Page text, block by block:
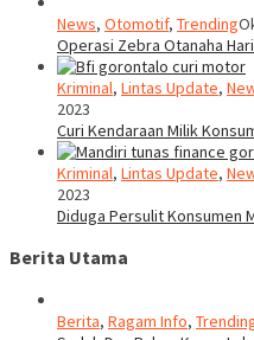
News, Otomotif, Trending
Operasi Zebra Otanaha
Kriminal, Lintas Update,
2023
Curi Kendaraan Milik
Kriminal, Lintas Update,
2023
Diduga Persulit Konsumen
Berita Utama
Berita, Ragam Info,